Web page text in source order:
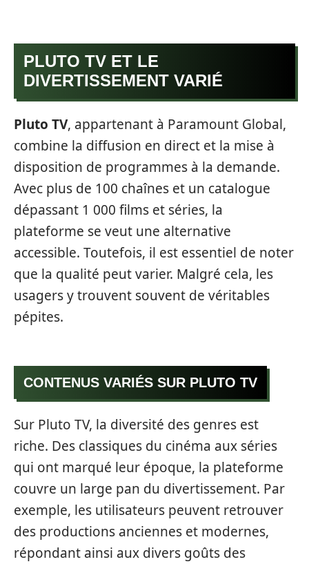
PLUTO TV ET LE
DIVERTISSEMENT VARIÉ
Pluto TV, appartenant à Paramount Global,
combine la diffusion en direct et la mise à
disposition de programmes à la demande.
Avec plus de 100 chaînes et un catalogue
dépassant 1 000 films et séries, la
plateforme se veut une alternative
accessible. Toutefois, il est essentiel de noter
que la qualité peut varier. Malgré cela, les
usagers y trouvent souvent de véritables
pépites.
CONTENUS VARIÉS SUR PLUTO TV
Sur Pluto TV, la diversité des genres est
riche. Des classiques du cinéma aux séries
qui ont marqué leur époque, la plateforme
couvre un large pan du divertissement. Par
exemple, les utilisateurs peuvent retrouver
des productions anciennes et modernes,
répondant ainsi aux divers goûts des